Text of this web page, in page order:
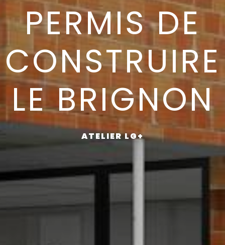
PERMIS DE
CONSTRUIRE
LE BRIGNON
ATELIER LG+